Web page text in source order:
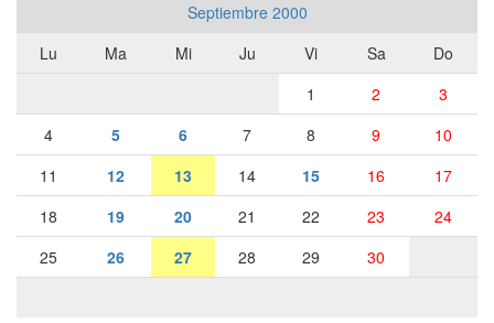
Septiembre 2000
Lu
Ma Mi Ju Vi Sa
Do
1
2
3
4
5 6 7 8 9
10
11
12 13 14 15 16
17
18
19 20 21 22 23
24
25
26 27 28 29 30